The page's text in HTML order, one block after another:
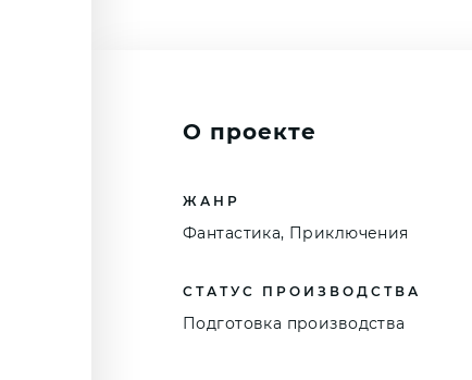
О проекте
ЖАНР
Фантастика, Приключения
СТАТУС ПРОИЗВОДСТВА
Подготовка производства